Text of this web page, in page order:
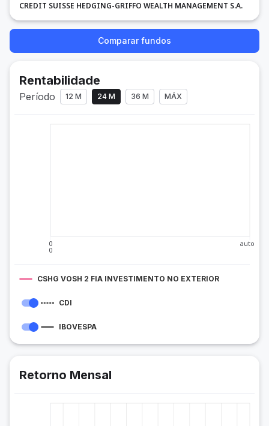
CREDIT SUISSE HEDGING-GRIFFO WEALTH MANAGEMENT S.A.
Comparar fundos
Rentabilidade
Período 12 M 24 M 36 M MÁX
0
0
auto
CSHG VOSH 2 FIA INVESTIMENTO NO EXTERIOR
CDI
IBOVESPA
Retorno Mensal